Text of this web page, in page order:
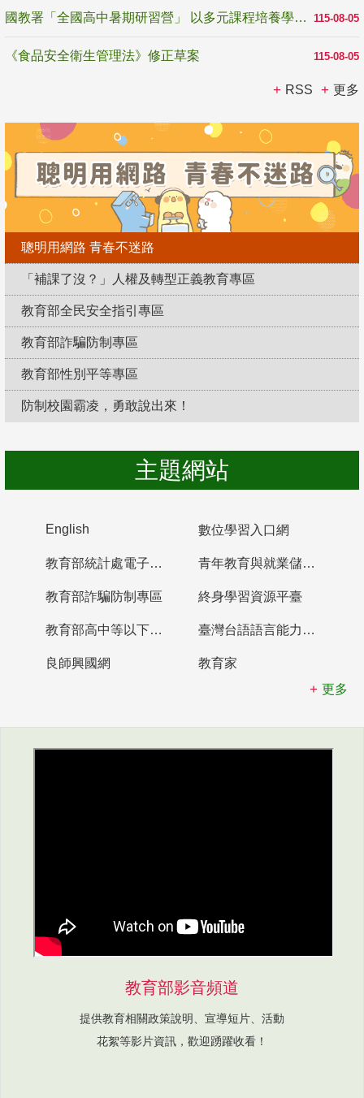
115-08-05
國教署「全國高中暑期研習營」 以多元課程培養學生瞭解誠信專業與倫理價值
115-08-05
《食品安全衛生管理法》修正草案
RSS 更多
聰明用網路 青春不迷路
「補課了沒？」人權及轉型正義教育專區
教育部全民安全指引專區
教育部詐騙防制專區
教育部性別平等專區
防制校園霸凌，勇敢說出來！
主題網站
English 數位學習入口網
教育部統計處電子書櫃 青年教育與就業儲蓄帳戶
教育部詐騙防制專區 終身學習資源平臺
教育部高中等以下學校及幼兒園教師資格檢定考試 臺灣台語語言能力認證網站
良師興國網
教育家
更多
教育部影音頻道
提供教育相關政策說明、宣導短片、活動
花絮等影片資訊，歡迎踴躍收看！